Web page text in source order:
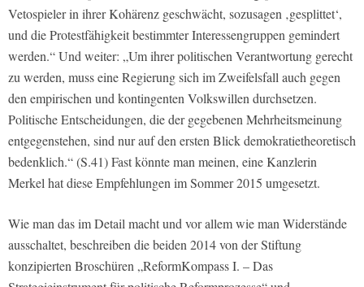
Vetospieler in ihrer Kohärenz geschwächt, sozusagen ‚gesplittet‘,
und die Protestfähigkeit bestimmter Interessengruppen gemindert
werden.“ Und weiter: „Um ihrer politischen Verantwortung gerecht
zu werden, muss eine Regierung sich im Zweifelsfall auch gegen
den empirischen und kontingenten Volkswillen durchsetzen.
Politische Entscheidungen, die der gegebenen Mehrheitsmeinung
entgegenstehen, sind nur auf den ersten Blick demokratietheoretisch
bedenklich.“ (S.41) Fast könnte man meinen, eine Kanzlerin
Merkel hat diese Empfehlungen im Sommer 2015 umgesetzt.
Wie man das im Detail macht und vor allem wie man Widerstände
ausschaltet, beschreiben die beiden 2014 von der Stiftung
konzipierten Broschüren „ReformKompass I. – Das